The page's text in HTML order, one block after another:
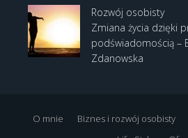
Rozwój osobisty
Zmiana życia dzięki
podświadomością –
Zdanowska
O mnie Biznes i rozwój osobisty